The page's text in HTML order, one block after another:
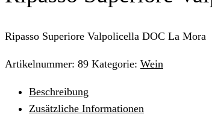
Ripasso Superiore Valpolicella DOC La Mora
Artikelnummer: 89 Kategorie: Wein
Beschreibung
Zusätzliche Informationen